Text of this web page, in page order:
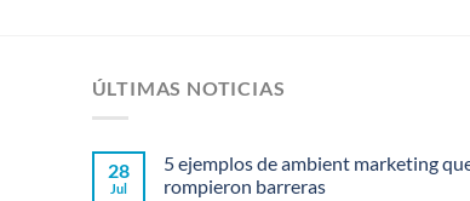
ÚLTIMAS NOTICIAS
28
Jul
5 ejemplos de ambient marketing
rompieron barreras